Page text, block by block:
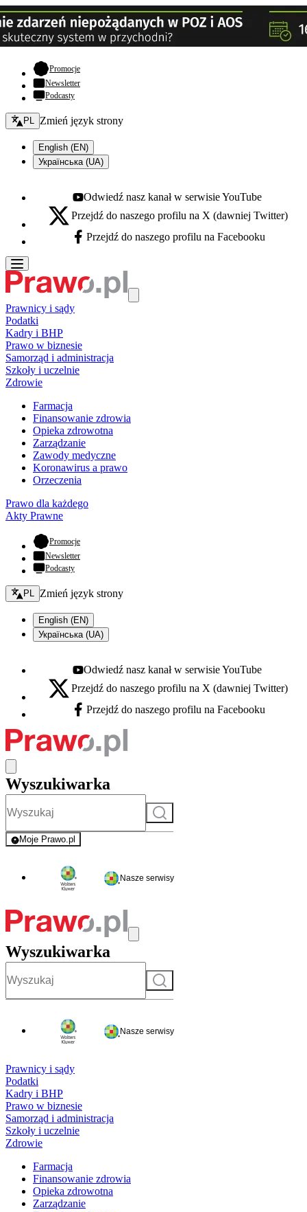
Promocje- otwiera się w nowej karcie
Newsletter
Podcasty
Zmień język - bieżący:
PL Zmień język strony
English (EN)
Українська (UA)
Youtube - otwiera się w nowej karcie
Odwiedź nasz kanał w serwisie YouTube
X - otwiera się w nowej karcie
Przejdź do naszego profilu na X (dawniej Twitter)
Facebook - otwiera się w nowej karcie
Przejdź do naszego profilu na Facebooku
Prawnicy i sądy
Podatki
Kadry i BHP
Prawo w biznesie
Samorząd i administracja
Szkoły i uczelnie
Zdrowie
Farmacja
Finansowanie zdrowia
Opieka zdrowotna
Zarządzanie
Zawody medyczne
Koronawirus a prawo
Orzeczenia
Prawo dla każdego
Akty Prawne
Promocje- otwiera się w nowej karcie
Newsletter
Podcasty
Zmień język - bieżący:
PL Zmień język strony
English (EN)
Українська (UA)
Youtube - otwiera się w nowej karcie
Odwiedź nasz kanał w serwisie YouTube
X - otwiera się w nowej karcie
Przejdź do naszego profilu na X (dawniej Twitter)
Facebook - otwiera się w nowej karcie
Przejdź do naszego profilu na Facebooku
Wyszukiwarka
Szukaj
Moje Prawo.pl
- rejestracja i logowanie do serwisu
Nasze serwisy
Wyszukiwarka
Szukaj
Nasze serwisy
Prawnicy i sądy
Podatki
Kadry i BHP
Prawo w biznesie
Samorząd i administracja
Szkoły i uczelnie
Zdrowie
Farmacja
Finansowanie zdrowia
Opieka zdrowotna
Zarządzanie